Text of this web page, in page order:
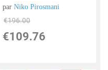
parNiko Pirosmani
€196.00
€109.76